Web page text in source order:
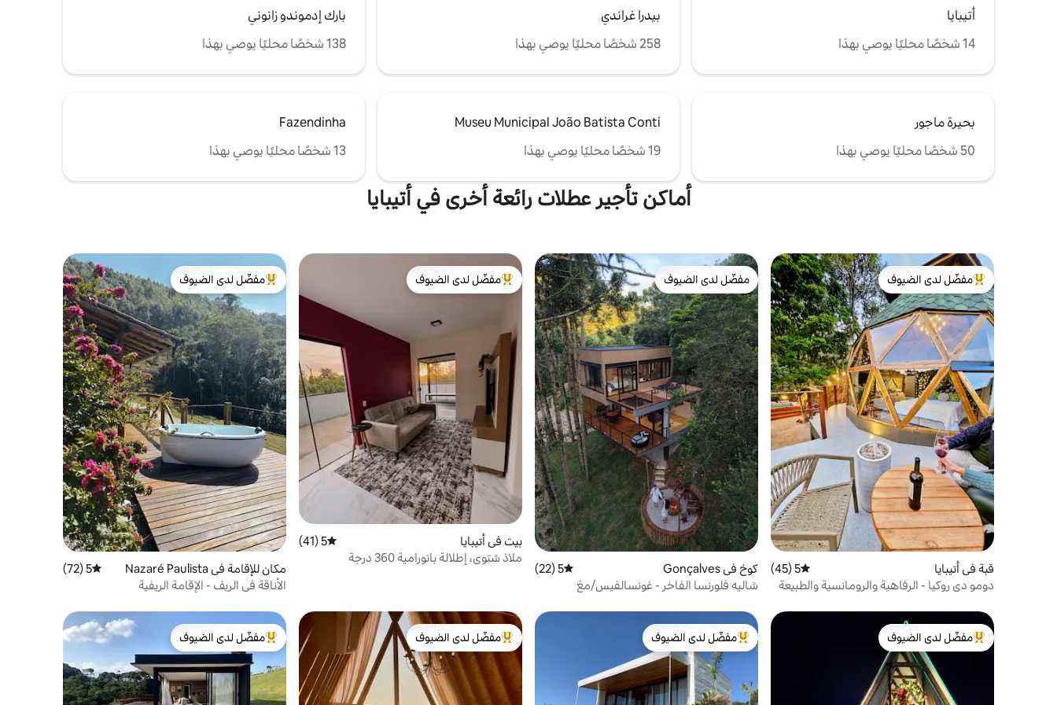
أتيبايا
14 شخصًا محليًا يوصي بهذا
بيدرا غراندي
258 شخصًا محليًا يوصي بهذا
بارك إدموندو زانوني
138 شخصًا محليًا يوصي بهذا
بحيرة ماجور
50 شخصًا محليًا يوصي بهذا
Museu Municipal João Batista Conti
19 شخصًا محليًا يوصي بهذا
Fazendinha
13 شخصًا محليًا يوصي بهذا
أماكن تأجير عطلات رائعة أخرى في أتيبايا
من أبرز البيوت المفضّلة لدى الضيوف
مفضّل لدى الضيوف
قبة في أتيبايا متوسط التقييم 5 من 5، 45 مراجعات
5 (45)
دومو دي روكيا - الرفاهية والرومانسية والطبيعة
مفضّل لدى الضيوف
مفضّل لدى الضيوف
كوخ في Gonçalves متوسط التقييم 5 من 5، 22 مراجعات
5 (22)
شاليه فلورنسا الفاخر - غونسالفيس/مغ
من أبرز البيوت المفضّلة لدى الضيوف
مفضّل لدى الضيوف
بيت في أتيبايا متوسط التقييم 5 من 5، 41 مراجعات
5 (41)
ملاذ شتوي، إطلالة بانورامية 360 درجة
من أبرز البيوت المفضّلة لدى الضيوف
مفضّل لدى الضيوف
مكان للإقامة في Nazaré Paulista متوسط التقييم 5 من 5، 72 مراجعات
5 (72)
الأناقة في الريف - الإقامة الريفية
من أبرز البيوت المفضّلة لدى الضيوف
مفضّل لدى الضيوف
من أبرز البيوت المفضّلة لدى الضيوف
مفضّل لدى الضيوف
من أبرز البيوت المفضّلة لدى الضيوف
مفضّل لدى الضيوف
من أبرز البيوت المفضّلة لدى الضيوف
مفضّل لدى الضيوف